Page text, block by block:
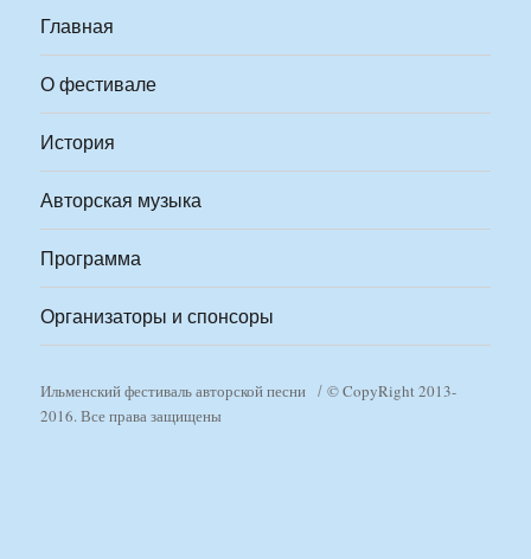
Главная
О фестивале
История
Авторская музыка
Программа
Организаторы и спонсоры
Ильменский фестиваль авторской песни
© CopyRight 2013-
2016. Все права защищены